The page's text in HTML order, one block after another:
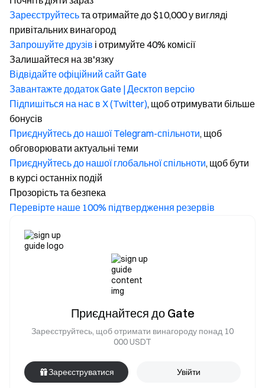
Зареєструйтесьта отримайте до $10,000 у вигляді
привітальних винагород
Запрошуйте друзів і отримуйте 40% комісії
Залишайтеся на зв'язку
Відвідайте офіційний сайт Gate
Завантажте додаток Gate | Десктоп версію
Підпишіться на нас в X (Twitter), щоб отримувати більше
бонусів
Приєднуйтесь до нашої Telegram-спільноти, щоб
обговорювати актуальні теми
Приєднуйтесь до нашої глобальної спільноти, щоб бути
в курсі останніх подій
Прозорість та безпека
Перевірте наше 100% підтвердження резервів
Приєднайтеся до Gate
Зареєструйтесь, щоб отримати винагороду понад 10
000 USDT
Зареєструватися Увійти